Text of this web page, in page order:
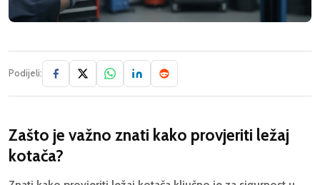
Podijeli:
Zašto je važno znati kako provjeriti ležaj
kotača?